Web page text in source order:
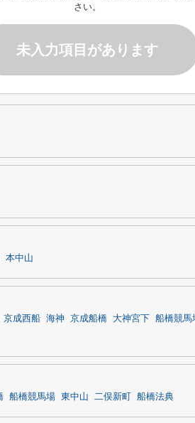
さい。
未入力項目があります
本中山
京成西船 海神 京成船橋 大神宮下 船橋競馬
船橋競馬場 東中山 二俣新町 船橋法典